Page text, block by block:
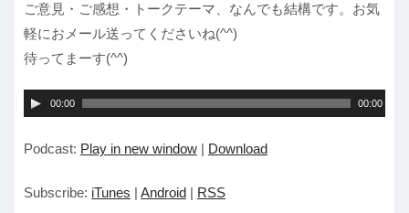
ご意見・ご感想・トークテーマ、なんでも結構です。お気
軽におメール送ってくださいね(^^)
待ってまーす(^^)
音
プ
ー
00:00 00:00
Podcast: Play in new window | Download
Subscribe: iTunes | Android | RSS